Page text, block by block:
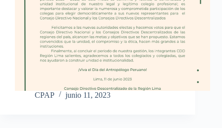
CPAP junio 11, 2023